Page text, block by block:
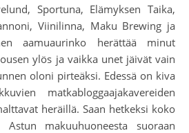
Sportuna, Elämyksen Taika,
Viinilinna, Maku Brewing ja
aamuaurinko herättää minut
ylös ja vaikka unet jäivät vain
oloni pirteäksi. Edessä on kiva
matkabloggaajakavereiden
heräillä. Saan hetkeksi koko
makuuhuoneesta suoraan